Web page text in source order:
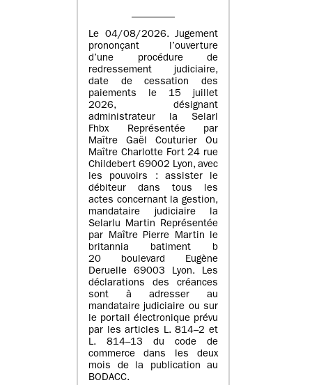
Le 04/08/2026. Jugement
prononçant l’ouverture
d’une procédure de
redressement judiciaire,
date de cessation des
paiements le 15 juillet
2026, désignant
administrateur la Selarl
Fhbx Représentée par
Maître Gaël Couturier Ou
Maître Charlotte Fort 24 rue
Childebert 69002 Lyon, avec
les pouvoirs : assister le
débiteur dans tous les
actes concernant la gestion,
mandataire judiciaire la
Selarlu Martin Représentée
par Maître Pierre Martin le
britannia batiment b
20 boulevard Eugène
Deruelle 69003 Lyon. Les
déclarations des créances
sont à adresser au
mandataire judiciaire ou sur
le portail électronique prévu
par les articles L. 814–2 et
L. 814–13 du code de
commerce dans les deux
mois de la publication au
BODACC.